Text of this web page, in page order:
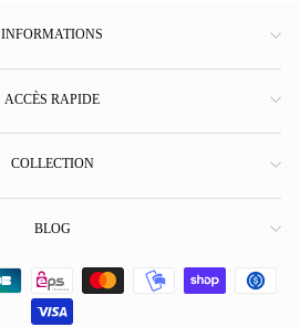
INFORMATIONS
ACCÈS RAPIDE
COLLECTION
BLOG